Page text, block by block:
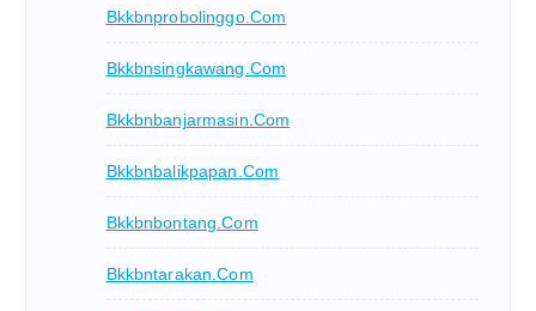
Bkkbnprobolinggo.com
Bkkbnsingkawang.com
Bkkbnbanjarmasin.com
Bkkbnbalikpapan.com
Bkkbnbontang.com
Bkkbntarakan.com